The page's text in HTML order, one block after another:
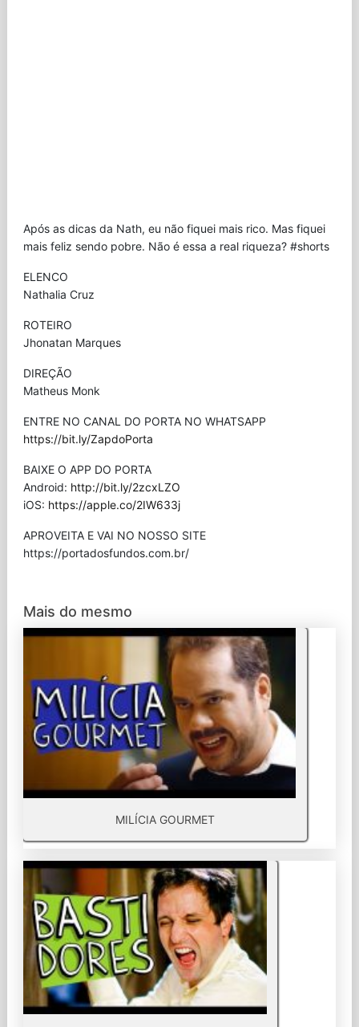
Após as dicas da Nath, eu não fiquei mais rico. Mas fiquei
mais feliz sendo pobre. Não é essa a real riqueza? #shorts
ELENCO
Nathalia Cruz
ROTEIRO
Jhonatan Marques
DIREÇÃO
Matheus Monk
ENTRE NO CANAL DO PORTA NO WHATSAPP
https://bit.ly/ZapdoPorta
BAIXE O APP DO PORTA
Android: http://bit.ly/2zcxLZO
iOS: https://apple.co/2IW633j
APROVEITA E VAI NO NOSSO SITE
⁠https://portadosfundos.com.br/
Mais do mesmo
MILÍCIA GOURMET